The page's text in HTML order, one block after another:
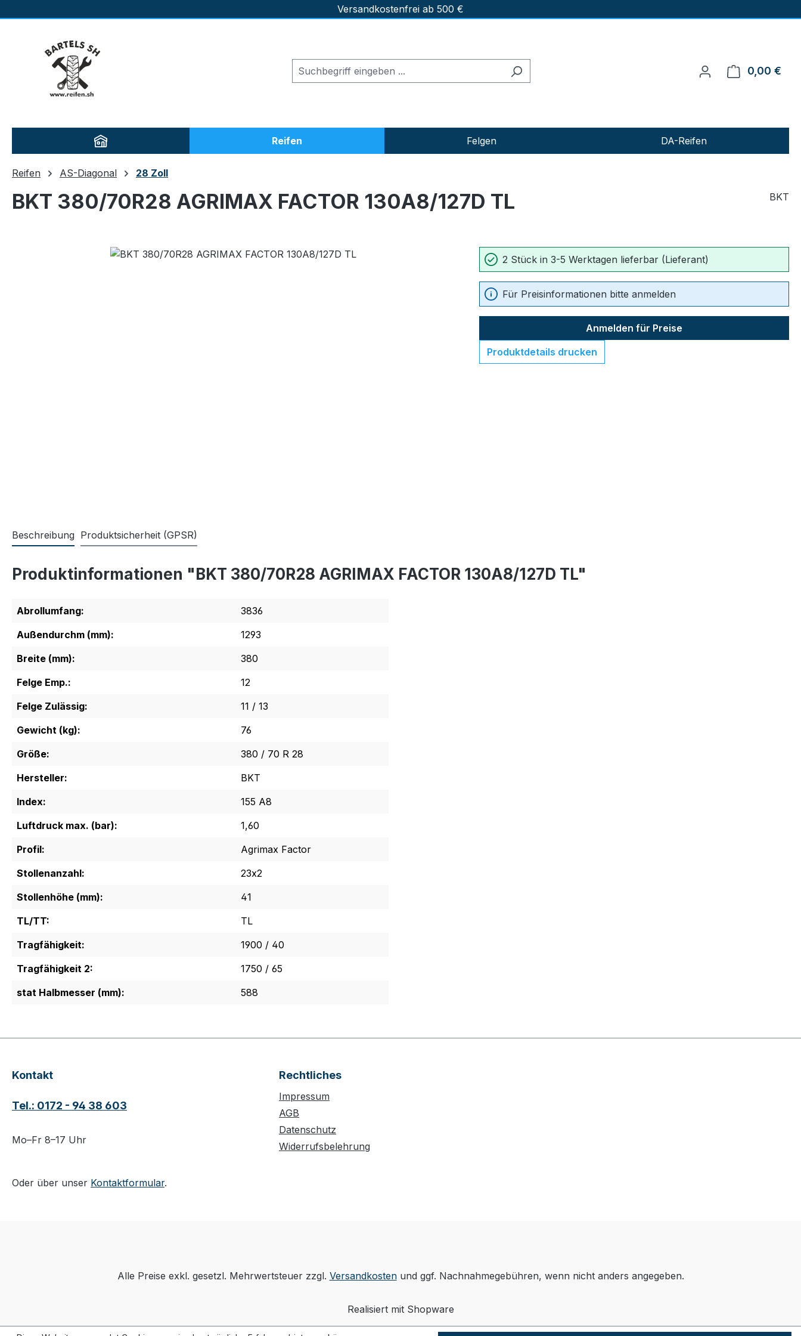
Versandkostenfrei ab 500 €
0,00 €
Reifen Felgen DA-Reifen
Reifen AS-Diagonal 28 Zoll
BKT 380/70R28 AGRIMAX FACTOR 130A8/127D TL BKT
Bildergalerie überspringen 2 Stück in 3-5 Werktagen lieferbar (Lieferant)
Für Preisinformationen bitte anmelden
Anmelden für Preise
Produktdetails drucken
Beschreibung Produktsicherheit (GPSR)
Produktinformationen "BKT 380/70R28 AGRIMAX FACTOR 130A8/127D TL"
Abrollumfang:
3836
Außendurchm (mm):
1293
Breite (mm):
380
Felge Emp.:
12
Felge Zulässig:
11 / 13
Gewicht (kg):
76
Größe:
380 / 70 R 28
Hersteller:
BKT
Index:
155 A8
Luftdruck max. (bar):
1,60
Profil:
Agrimax Factor
Stollenanzahl:
23x2
Stollenhöhe (mm):
41
TL/TT:
TL
Tragfähigkeit:
1900 / 40
Tragfähigkeit 2:
1750 / 65
stat Halbmesser (mm):
588
Kontakt
Tel.: 0172 - 94 38 603
Mo–Fr 8–17 Uhr
Oder über unser Kontaktformular.
Rechtliches
Impressum
AGB
Datenschutz
Widerrufsbelehrung
Alle Preise exkl. gesetzl. Mehrwertsteuer zzgl. Versandkostenund ggf. Nachnahmegebühren, wenn nicht anders angegeben.
Realisiert mit Shopware